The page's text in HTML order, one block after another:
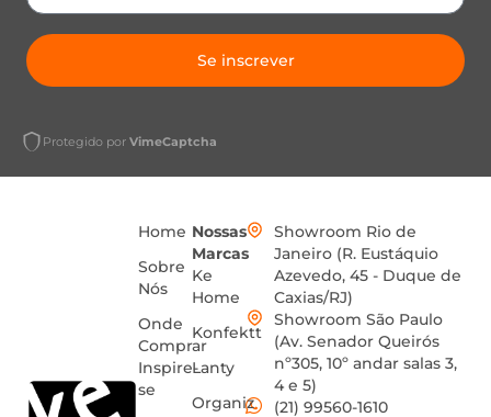
Se inscrever
Protegido por VimeCaptcha
Home
Sobre
Nós
Onde
Comprar
Inspire-
se
Nossas
Marcas
Ke
Home
Konfektt
Lanty
Organiz
Showroom Rio de
Janeiro (R. Eustáquio
Azevedo, 45 - Duque de
Caxias/RJ)
Showroom São Paulo
(Av. Senador Queirós
nº305, 10º andar salas 3,
4 e 5)
(21) 99560-1610